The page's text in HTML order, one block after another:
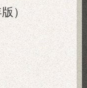
）